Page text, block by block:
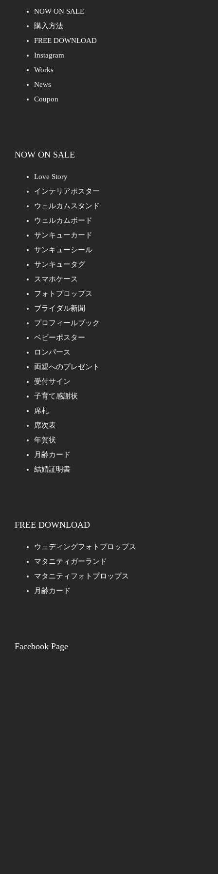
NOW ON SALE
購入方法
FREE DOWNLOAD
Instagram
Works
News
Coupon
NOW ON SALE
Love Story
インテリアポスター
ウェルカムスタンド
ウェルカムボード
サンキューカード
サンキューシール
サンキュータグ
スマホケース
フォトプロップス
ブライダル新聞
プロフィールブック
ベビーポスター
ロンパース
両親へのプレゼント
受付サイン
子育て感謝状
席札
席次表
年賀状
月齢カード
結婚証明書
FREE DOWNLOAD
ウェディングフォトプロップス
マタニティガーランド
マタニティフォトプロップス
月齢カード
Facebook Page